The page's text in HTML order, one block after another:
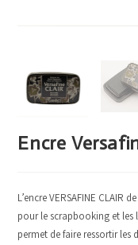
Encre
L’encre VERSAFINE CLAIR
pour le scrapbooking et les
permet de faire ressortir les